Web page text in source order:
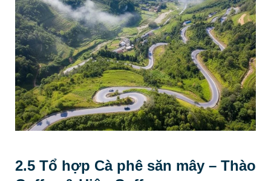
2.5 Tổ hợp Cà phê săn mây – Thào